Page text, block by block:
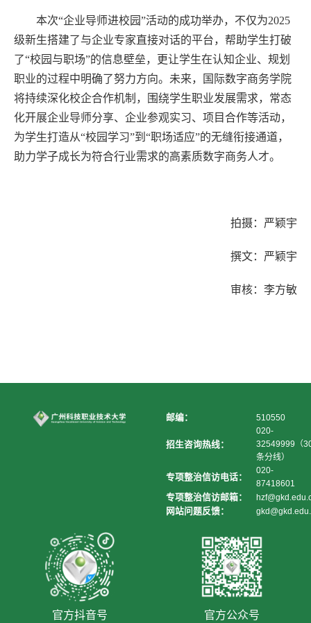
本次“企业导师进校园”活动的成功举办，不仅为2025
级新生搭建了与企业专家直接对话的平台，帮助学生打破
了“校园与职场”的信息壁垒，更让学生在认知企业、规划
职业的过程中明确了努力方向。未来，国际数字商务学院
将持续深化校企合作机制，围绕学生职业发展需求，常态
化开展企业导师分享、企业参观实习、项目合作等活动，
为学生打造从“校园学习”到“职场适应”的无缝衔接通道，
助力学子成长为符合行业需求的高素质数字商务人才。
拍摄：严颖宇
撰文：严颖宇
审核：李方敏
邮编： 510550
招生咨询热线：
020-
32549999（
条分线）
专项整治信访电话：
020-
87418601
专项整治信访邮箱：
网站问题反馈：
官方抖音号 官方公众号